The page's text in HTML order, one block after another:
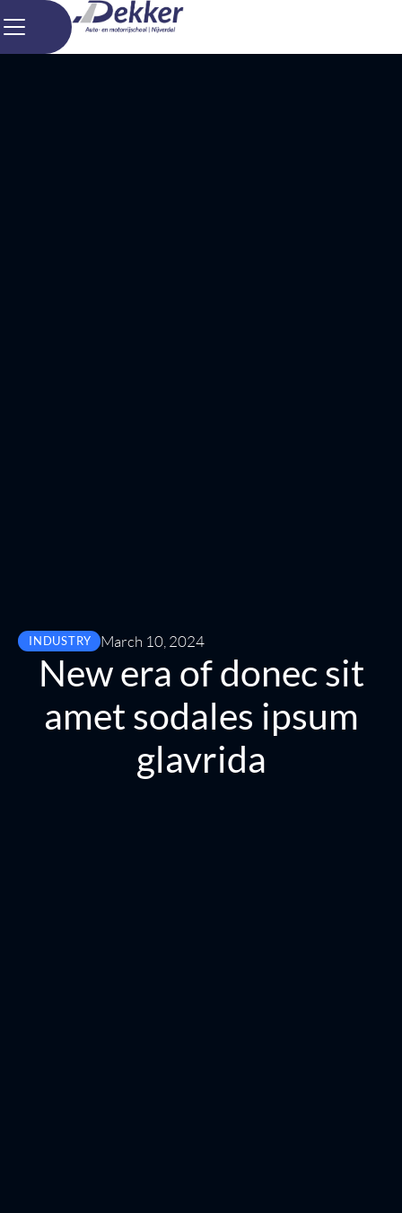
INDUSTRY March 10, 2024
New era of donec sit
amet sodales ipsum
glavrida